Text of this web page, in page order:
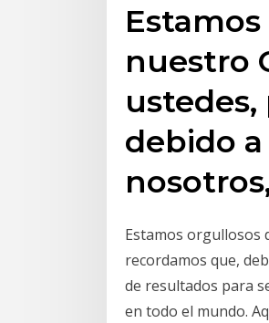
nuestro
debido
Estamos orgullosos
recordamos que,
de resultados para
en todo el mundo.